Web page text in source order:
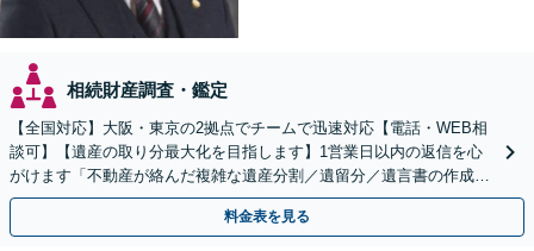
相続財産調査・鑑定
【全国対応】大阪・東京の2拠点でチームで迅速対応【電話・WEB相
談可】【遺産の取り分最大化を目指します】1営業日以内の返信を心
がけます「不動産が絡んだ複雑な遺産分割／遺留分／遺言書の作成・
執行／事業承継など、お任せください」【休日相談あり】
料金表を見る